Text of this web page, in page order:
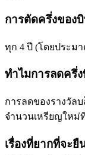
การตัดครึ่งของ
ทุก 4 ปี (โดยประม
ทำไมการลดครึ่
การลดของรางวัล
จำนวนเหรียญใหม่
เรื่องที่ยากที่จะ